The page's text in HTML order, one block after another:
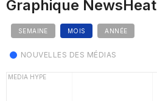
Graphique NewsHeat
SEMAINE MOIS ANNÉE
NOUVELLES DES MÉDIAS